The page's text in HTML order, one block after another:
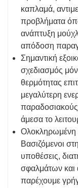
καπλαμά,
προβλήματα
ανάπτυξη
απόδοση
Σημαντική
σχεδιασμός
θερμότητας
μεγαλύτερη
άμεσα το
Ολοκληρωμένη
Βασιζόμενοι
υποθέσεις,
σφαλμάτων και
παρέχουμε